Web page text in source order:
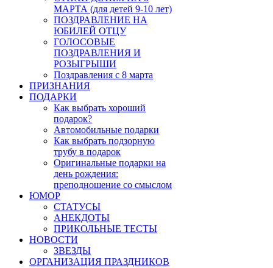
МАРТА (для детей 9-10 лет)
ПОЗДРАВЛЕНИЕ НА
ЮБИЛЕЙ ОТЦУ
ГОЛОСОВЫЕ
ПОЗДРАВЛЕНИЯ И
РОЗЫГРЫШИ
Поздравления с 8 марта
ПРИЗНАНИЯ
ПОДАРКИ
Как выбрать хороший
подарок?
Автомобильные подарки
Как выбрать подзорную
трубу в подарок
Оригинальные подарки на
день рождения:
преподношение со смыслом
ЮМОР
СТАТУСЫ
АНЕКДОТЫ
ПРИКОЛЬНЫЕ ТЕСТЫ
НОВОСТИ
ЗВЕЗДЫ
ОРГАНИЗАЦИЯ ПРАЗДНИКОВ